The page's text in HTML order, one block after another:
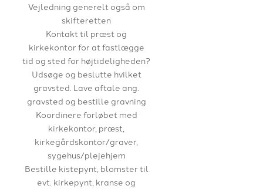
Vejledning generelt også om
skifteretten
Kontakt til præst og
kirkekontor for at fastlægge
tid og sted for højtideligheden?
Udsøge og beslutte hvilket
gravsted. Lave aftale ang.
gravsted og bestille gravning
Koordinere forløbet med
kirkekontor, præst,
kirkegårdskontor/graver,
sygehus/plejehjem
Bestille kistepynt, blomster til
evt. kirkepynt, kranse og